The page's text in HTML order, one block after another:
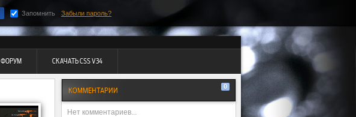
Запомнить Забыли пароль?
ФОРУМ СКАЧАТЬ CSS V34
КОММЕНТАРИИ 0
Нет комментариев...